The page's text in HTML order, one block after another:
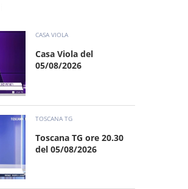
CASA VIOLA
Casa Viola del
05/08/2026
TOSCANA TG
Toscana TG ore 20.30
del 05/08/2026